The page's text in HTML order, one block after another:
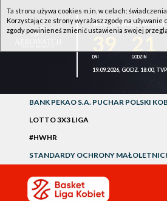
1KS ŚLĘZA WROCŁAW -
19.09.2026, GODZ. 18:00,
BANK PEKAO S.A. PUCHAR POLSKI
LOTTO 3X3 LIGA
#HWHR
STANDARDY OCHRONY
Ta strona używa cookies m.in. w celach:
Korzystając ze strony wyrażasz zgodę na używanie
zgody powinieneś zmienić ustawienia swojej